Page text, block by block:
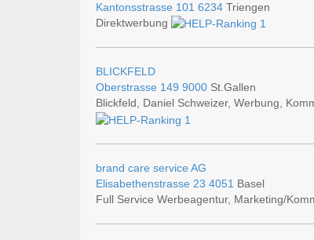
Kantonsstrasse 101 6234 Triengen
Direktwerbung
BLICKFELD
Oberstrasse 149 9000 St.Gallen
Blickfeld, Daniel Schweizer, Werbung,
brand care service AG
Elisabethenstrasse 23 4051 Basel
Full Service Werbeagentur, Marketing/